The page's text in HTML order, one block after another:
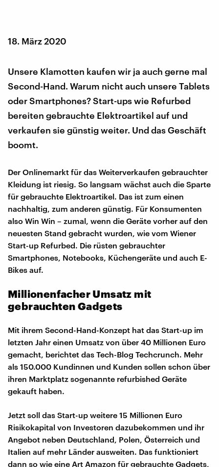
18. März 2020
Unsere Klamotten kaufen wir ja auch gerne mal
Second-Hand. Warum nicht auch unsere Tablets
oder Smartphones? Start-ups wie Refurbed
bereiten gebrauchte Elektroartikel auf und
verkaufen sie günstig weiter. Und das Geschäft
boomt.
Der Onlinemarkt für das Weiterverkaufen gebrauchter
Kleidung ist riesig. So langsam wächst auch die Sparte
für gebrauchte Elektroartikel. Das ist zum einen
nachhaltig, zum anderen günstig. Für Konsumenten
also Win Win – zumal, wenn die Geräte vorher auf den
neuesten Stand gebracht wurden, wie vom Wiener
Start-up Refurbed. Die rüsten gebrauchter
Smartphones, Notebooks, Küchengeräte und auch E-
Bikes auf.
Millionenfacher Umsatz mit
gebrauchten Gadgets
Mit ihrem Second-Hand-Konzept hat das Start-up im
letzten Jahr einen Umsatz von über 40 Millionen Euro
gemacht, berichtet das Tech-Blog Techcrunch. Mehr
als 150.000 Kundinnen und Kunden sollen schon über
ihren Marktplatz sogenannte refurbished Geräte
gekauft haben.
Jetzt soll das Start-up weitere 15 Millionen Euro
Risikokapital von Investoren dazubekommen und ihr
Angebot neben Deutschland, Polen, Österreich und
Italien auf mehr Länder ausweiten. Das funktioniert
dann so wie eine Art Amazon für gebrauchte Gadgets,